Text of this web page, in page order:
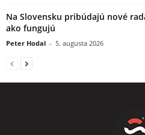
Na Slovensku pribúdajú nové
ako fungujú
Peter Hodal - 5. augusta 2026